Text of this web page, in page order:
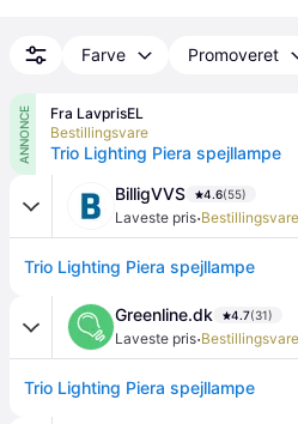
Farve Promoveret
ANNONCE
Fra LavprisEL
Bestillingsvare
Trio Lighting Piera spejllampe
BilligVVS 4.6(55)
Laveste pris·Bestillingsvare
Trio Lighting Piera spejllampe
Greenline.dk 4.7(31)
Laveste pris·Bestillingsvare
Trio Lighting Piera spejllampe